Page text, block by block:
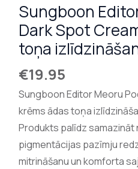
Sungboon
Dark Spot
toņa
€19.95
Sungboon Editor Meoru
krēms ādas toņa
Produkts palīdz
pigmentācijas pazīmju
mitrināšanu un komforta
Editor
Meoru
Podo
Vita
C
Dark
Spot
Cream
sejas
krēms